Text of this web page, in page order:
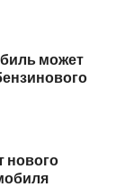
может
нового